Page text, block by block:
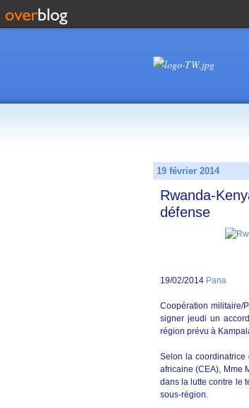
19 février 2014
Rwanda-
défense
19/02/2014 Pana
Coopération militaire/
signer jeudi un
région prévu à
Selon la
africaine (CEA), Mme
dans la lutte contre le
sous-région.